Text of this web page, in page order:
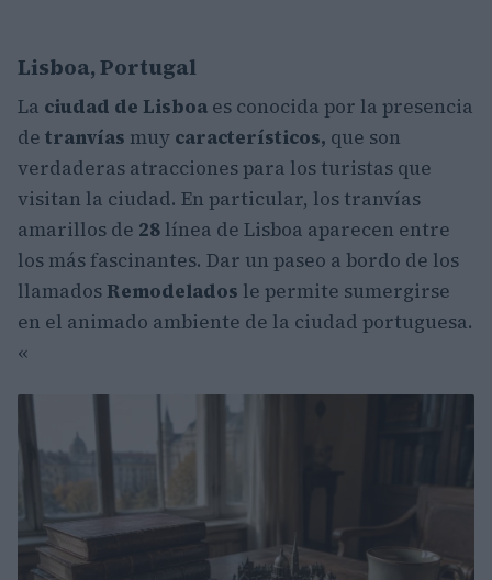
Lisboa, Portugal
La ciudad de Lisboa es conocida por la presencia
de tranvías muy característicos, que son
verdaderas atracciones para los turistas que
visitan la ciudad. En particular, los tranvías
amarillos de 28 línea de Lisboa aparecen entre
los más fascinantes. Dar un paseo a bordo de los
llamados Remodelados le permite sumergirse
en el animado ambiente de la ciudad portuguesa.
«